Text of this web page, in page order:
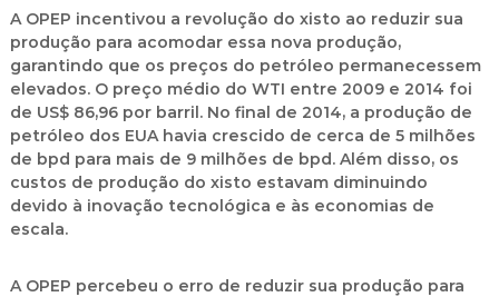
A OPEP incentivou a revolução do xisto ao reduzir sua
produção para acomodar essa nova produção,
garantindo que os preços do petróleo permanecessem
elevados. O preço médio do WTI entre 2009 e 2014 foi
de US$ 86,96 por barril. No final de 2014, a produção de
petróleo dos EUA havia crescido de cerca de 5 milhões
de bpd para mais de 9 milhões de bpd. Além disso, os
custos de produção do xisto estavam diminuindo
devido à inovação tecnológica e às economias de
escala.
A OPEP percebeu o erro de reduzir sua produção para